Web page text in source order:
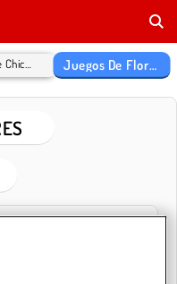
Juegos De Flores